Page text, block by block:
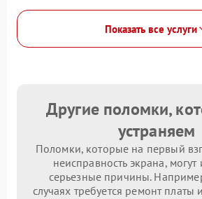
Показать все услуги
Другие поломки,
устраняем
Поломки, которые на первый
неисправность экрана, могут
серьезные причины.
случаях требуется ремонт платы